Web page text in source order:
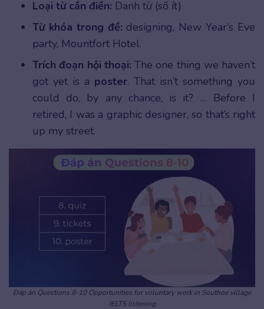
Loại từ cần điền: Danh từ (số ít)
Từ khóa trong đề: designing, New Year’s Eve
party, Mountfort Hotel.
Trích đoạn hội thoại: The one thing we haven’t
got yet is a poster. That isn’t something you
could do, by any chance, is it? … Before I
retired, I was a graphic designer, so that’s right
up my street.
Đáp án Questions 8-10 Opportunities for voluntary work in Southoe village
IELTS listening